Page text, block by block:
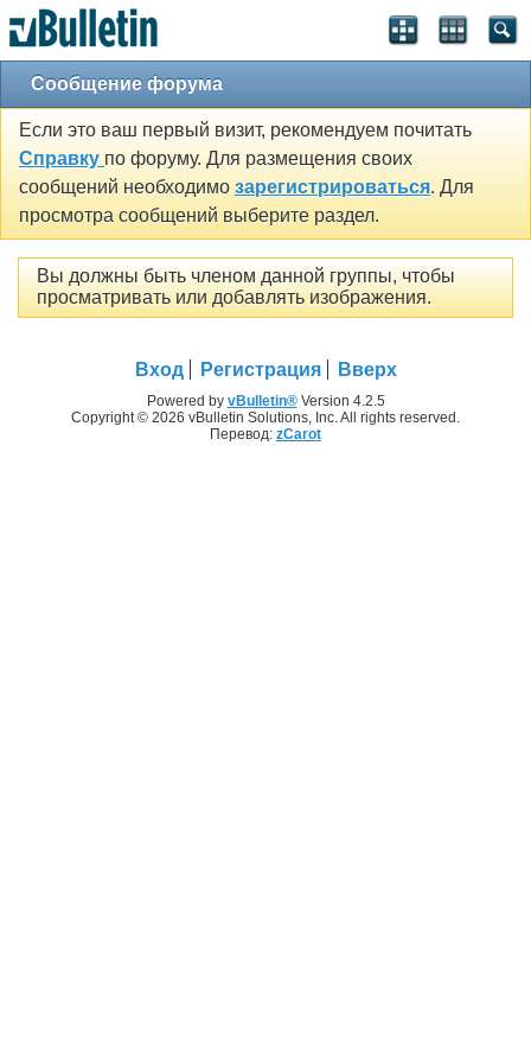
Сообщение форума
Если это ваш первый визит, рекомендуем почитать
Справку по форуму. Для размещения своих
сообщений необходимо зарегистрироваться. Для
просмотра сообщений выберите раздел.
Вы должны быть членом данной группы, чтобы
просматривать или добавлять изображения.
Вход Регистрация Вверх
Powered by vBulletin®Version 4.2.5
Copyright © 2026 vBulletin Solutions, Inc. All rights reserved.
Перевод: zCarot